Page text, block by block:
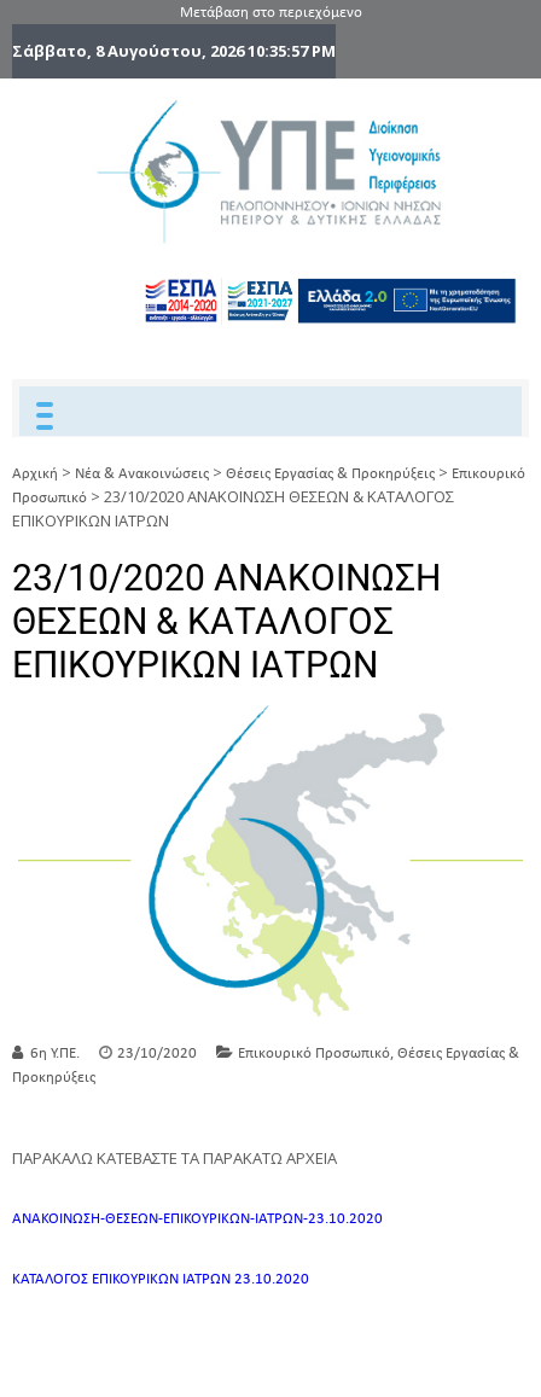
Μετάβαση στο περιεχόμενο
Σάββατο, 8 Αυγούστου, 202610:35:58 PM
Ηπείρου
Δυτικής
Ελλάδας
Αρχική > Νέα & Ανακοινώσεις > Θέσεις Εργασίας & Προκηρύξεις > Επικουρικό
Προσωπικό > 23/10/2020 ΑΝΑΚΟΙΝΩΣΗ ΘΕΣΕΩΝ & ΚΑΤΑΛΟΓΟΣ
ΕΠΙΚΟΥΡΙΚΩΝ ΙΑΤΡΩΝ
23/10/2020 ΑΝΑΚΟΙΝΩΣΗ
ΘΕΣΕΩΝ & ΚΑΤΑΛΟΓΟΣ
ΕΠΙΚΟΥΡΙΚΩΝ ΙΑΤΡΩΝ
6η Υ.ΠΕ. 23/10/2020 Επικουρικό Προσωπικό, Θέσεις Εργασίας &
Προκηρύξεις
ΠΑΡΑΚΑΛΩ ΚΑΤΕΒΑΣΤΕ ΤΑ ΠΑΡΑΚΑΤΩ ΑΡΧΕΙΑ
ΑΝΑΚΟΙΝΩΣΗ-ΘΕΣΕΩΝ-ΕΠΙΚΟΥΡΙΚΩΝ-ΙΑΤΡΩΝ-23.10.2020
ΚΑΤΑΛΟΓΟΣ ΕΠΙΚΟΥΡΙΚΩΝ ΙΑΤΡΩΝ 23.10.2020